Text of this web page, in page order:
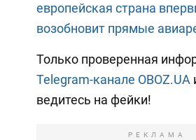
европейская страна
возобновит прямые
Только проверенная
Telegram-канале OBOZ.UA
ведитесь на фейки!
РЕКЛАМА